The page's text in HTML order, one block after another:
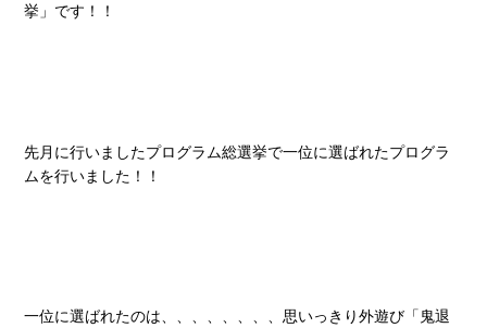
挙」です！！
先月に行いましたプログラム総選挙で一位に選ばれたプログラ
ムを行いました！！
一位に選ばれたのは、、、、、、、、思いっきり外遊び「鬼退